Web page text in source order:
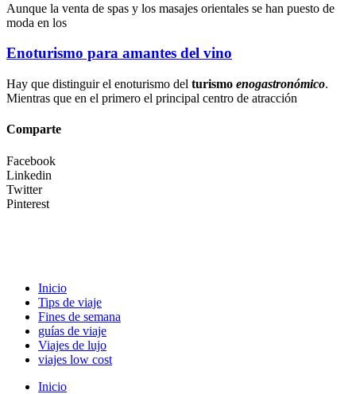
Aunque la venta de spas y los masajes orientales se han puesto de
moda en los
Enoturismo para amantes del vino
Hay que distinguir el enoturismo del turismo enogastronómico.
Mientras que en el primero el principal centro de atracción
Comparte
Facebook
Linkedin
Twitter
Pinterest
Inicio
Tips de viaje
Fines de semana
guías de viaje
Viajes de lujo
viajes low cost
Inicio